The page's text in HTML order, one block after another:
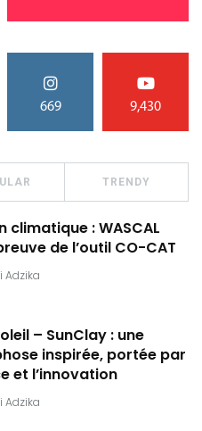
669 9,430
TRENDY
: WASCAL
de l’outil CO-CAT
Adzika
– SunClay : une
inspirée, portée par
et l’innovation
Adzika